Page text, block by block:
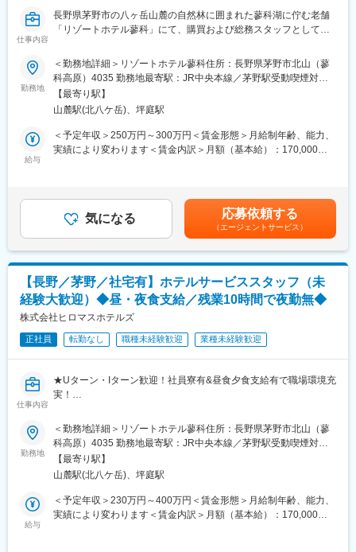
おります。
◎「地域と一緒に成長」「地域のモノ・コトを発信」：松本城周
辺を盛り上げていくことを目的に「松本城・三の丸倶楽部」に参
「福祉事業所の開所」など、松本城界隈の企業や商店、自治体と
連携し、松本の良いものを地域と一緒にブランディングし、発信
していく活動も行っております。
◎標高1,050m・八ヶ岳中信高原国定公園の大自然の中に佇み、自
ト」の『扉温泉 明神館』や、松本城に最も近くて松本の歴史を感
じられる『松本丸の内ホテル』、130年以上前に建てられた名門
仕事内容
長野県茅野市の八ヶ岳山麓の自然林に囲まれた蓼科湖に佇む老舗
「リゾートホテル蓼科」にて、購買および総務スタッフとして活
未経験からも管理部門にチャレンジ歓迎です。
■業務概要：
・購買業務全般
・各種備品類の購買対応、購買した品の在庫管理
・仕入れと在庫に関わる予算管理
・総務、経理サポート
購買業務をメインにお任せします。ホテルで購入するものは基本
的にこの購買担当が担当します。購買では、出来るだけ支出を減
らせるよう、各製品において本当にそれが価格・品質面において
ます。
■入社後の流れ：
購買に関しての当社における流れをお伝えし、その後業者につい
ての知識を学んでいただきます。発注業務を自分で行うなど徐々
に独り立ちをしていただき、目安3か月ほどで独り立ちしていただ
ければと思っております。
■配属先の組織構成：
現在、課長1名体制です。
■働き方：
夜勤担当が別にいるため、夜勤はありません。シフト制ですが社
内で調整して連休取得可能です。冠婚葬祭などで土日に休むこと
■リゾートホテル蓼科のコンセプト：
勤務地
＜勤務地詳細＞リゾートホテル蓼科住所：長野県茅野市北山（蓼
科高原）4035 勤務地最寄駅：JR中央本線／茅野駅受動喫煙対
策：敷地内喫煙可能場所あり変更の範囲：会社の定める事業所
【最寄り駅】
山麓駅(北八ケ岳)、坪庭駅
給与
＜予定年収＞250万円～300万円＜賃金形態＞月給制年齢、能力、
実績により変わります＜賃金内訳＞月額（基本給）：170,000円
ます。月給(月額)は固定手当を含めた表記です。
気になる 応募依頼する
（エージェントサービス）
【長野／茅野／社宅有】ホテルサービススタッフ（未
経験大歓迎）◆昼・夜食支給／残業10時間で夜勤無◆
株式会社ヒロマスホテルズ
正社員 転勤なし 職種未経験歓迎 業種未経験歓迎
仕事内容
★Uターン・Iターン歓迎！社員寮有&昼食夕食支給有で職場環境充
実！
ていく
★完全未経験歓迎！育成体制も充実しており、ご活躍いただけま
す～
■業務内容：
・長野県茅野市の老舗ホテルである「リゾートホテル蓼科」にて
料飲部門担当（レセプション担当）として業務をお任せいたしま
勤務地
＜勤務地詳細＞リゾートホテル蓼科住所：長野県茅野市北山（蓼
科高原）4035 勤務地最寄駅：JR中央本線／茅野駅受動喫煙対
策：敷地内喫煙可能場所あり
【最寄り駅】
山麓駅(北八ケ岳)、坪庭駅
給与
＜予定年収＞230万円～400万円＜賃金形態＞月給制年齢、能力、
実績により変わります＜賃金内訳＞月額（基本給）：170,000円